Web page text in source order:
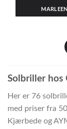
MARLEEN
Solbriller hos
Her er 76
med priser fra
Kjærbede og